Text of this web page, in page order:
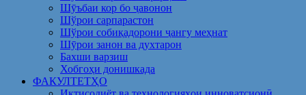
Шӯъбаи кор бо ҷавонон
Шўрои сарпарастон
Шўрои собиқадорони ҷангу меҳнат
Шӯрои занон ва духтарон
Бахши варзиш
Хобгоҳи донишкада
ФАКУЛТЕТҲО